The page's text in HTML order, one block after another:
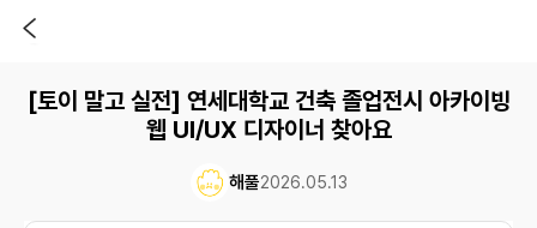
[토이 말고 실전] 연세대학교 건축 졸업전시 아카이빙
웹 UI/UX 디자이너 찾아요
해풀2026.05.13